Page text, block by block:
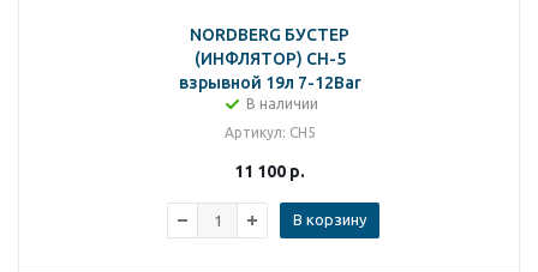
NORDBERG БУСТЕР
(ИНФЛЯТОР) CH-5
взрывной 19л 7-12Bar
В наличии
Артикул: CH5
11 100 р.
В корзину